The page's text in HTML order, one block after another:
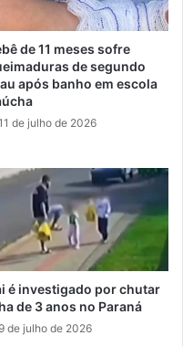
de 11 meses sofre
de segundo
após banho em escola
de julho de 2026
é investigado por chutar
de 3 anos no Paraná
de julho de 2026